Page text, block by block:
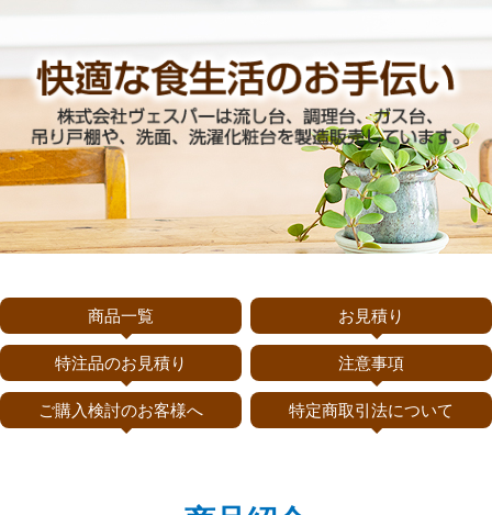
商品一覧 お見積り
特注品のお見積り 注意事項
ご購入検討のお客様へ 特定商取引法について